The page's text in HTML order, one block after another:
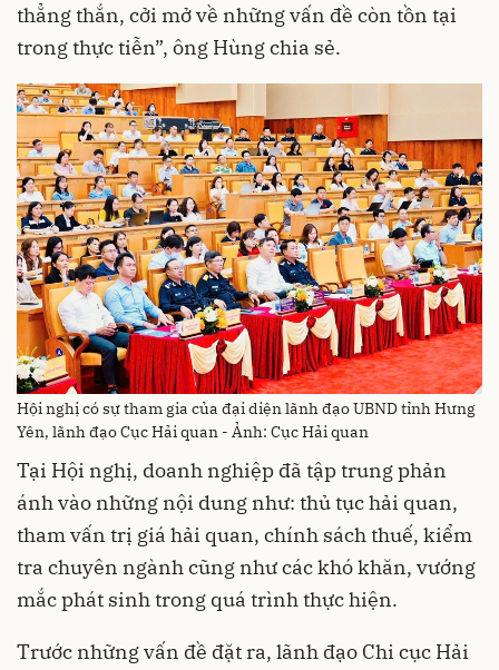
thẳng thắn, cởi mở về những vấn đề còn tồn tại
trong thực tiễn”, ông Hùng chia sẻ.
Hội nghị có sự tham gia của đại diện lãnh đạo UBND tỉnh Hưng
Yên, lãnh đạo Cục Hải quan - Ảnh: Cục Hải quan
Tại Hội nghị, doanh nghiệp đã tập trung phản
ánh vào những nội dung như: thủ tục hải quan,
tham vấn trị giá hải quan, chính sách thuế, kiểm
tra chuyên ngành cũng như các khó khăn, vướng
mắc phát sinh trong quá trình thực hiện.
Trước những vấn đề đặt ra, lãnh đạo Chi cục Hải